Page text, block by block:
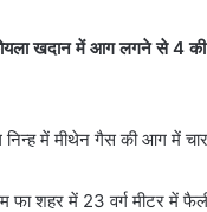
खदान में आग लगने से 4
निन्ह में मीथेन गैस की आग में
फा शहर में 23 वर्ग मीटर में